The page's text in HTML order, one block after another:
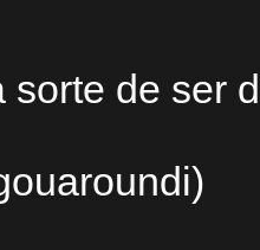
sorte de ser